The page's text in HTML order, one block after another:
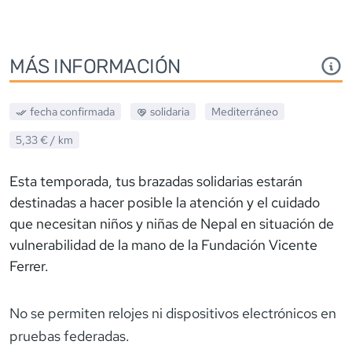
MÁS INFORMACIÓN
fecha confirmada solidaria
Mediterráneo
5,33 € / km
Esta temporada, tus brazadas solidarias estarán
destinadas a hacer posible la atención y el cuidado
que necesitan niños y niñas de Nepal en situación de
vulnerabilidad de la mano de la Fundación Vicente
Ferrer.
No se permiten relojes ni dispositivos electrónicos en
pruebas federadas.